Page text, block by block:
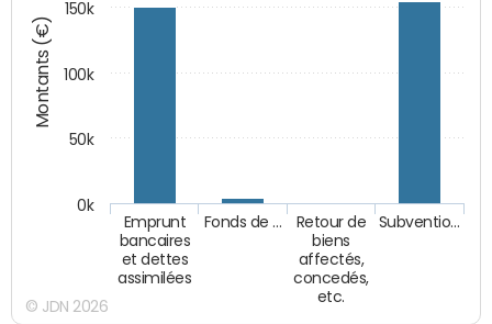
Montants (€)
Emprunt
bancaires
et dettes
assimilées
Fonds de …
Retour de
biens
affectés,
concedés,
etc.
Subventio…
0k
50k
100k
150k
© JDN 2026